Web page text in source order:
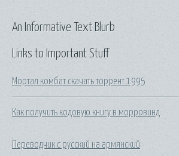
Links to Important Stuff
Мортал комбат скачать торрент 1995
Как получить кодовую книгу в морровинд
Переводчик с русский на армянский
An Informative Text Blurb